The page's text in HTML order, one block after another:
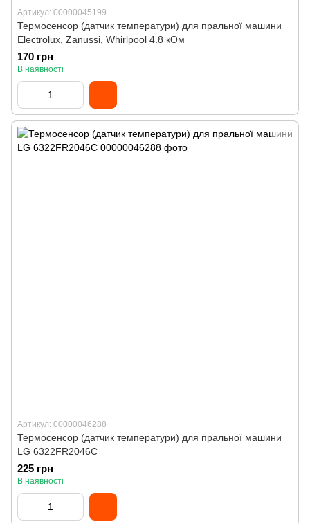
Артикул: 00000045199
Термосенсор (датчик температури) для пральної машини
Electrolux, Zanussi, Whirlpool 4.8 кОм
170 грн
В наявності
Артикул: 00000046288
Термосенсор (датчик температури) для пральної машини
LG 6322FR2046C
225 грн
В наявності